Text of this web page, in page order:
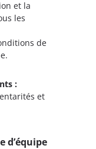
et la
les
de
:
et
d’équipe